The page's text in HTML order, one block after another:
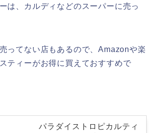
は、カルディなどのスーパーに売っ
ってない店もあるので、Amazonや楽
ティーがお得に買えておすすめで
パラダイストロピカルティ